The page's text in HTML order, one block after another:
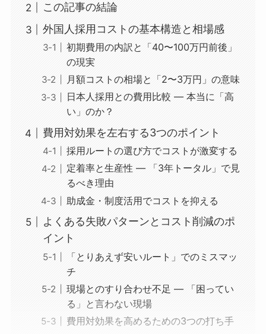
この記事の結論
外国人採用コストの基本構造と相場感
初期費用の内訳と「40〜100万円前後」
の現実
月額コストの相場と「2〜3万円」の意味
日本人採用との費用比較 ― 本当に「高
い」のか？
費用対効果を左右する3つのポイント
採用ルートの選び方でコストが激変する
定着率と生産性 ― 「3年トータル」で見
るべき理由
助成金・制度活用でコストを抑える
よくある失敗パターンとコスト削減のポ
イント
「とりあえず安いルート」でのミスマッ
チ
現場とのすり合わせ不足 ― 「困ってい
る」と言わない現場
費用対効果を高めるための3つの打ち手